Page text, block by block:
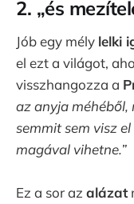
2. „és
Jób egy mély lelki
el ezt a világot,
visszhangozza a
az anyja méhéből,
semmit sem visz
magával vihetne.”
Ez a sor az alázat